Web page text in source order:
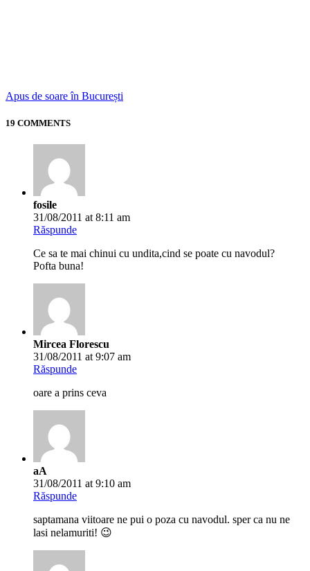
Apus de soare în București
19 COMMENTS
fosile
31/08/2011 at 8:11 am
Răspunde
Ce sa te mai chinui cu undita,cind se poate cu navodul?
Pofta buna!
Mircea Florescu
31/08/2011 at 9:07 am
Răspunde
oare a prins ceva
aA
31/08/2011 at 9:10 am
Răspunde
saptamana viitoare ne pui o poza cu navodul. sper ca nu ne
lasi nelamuriti! 😉